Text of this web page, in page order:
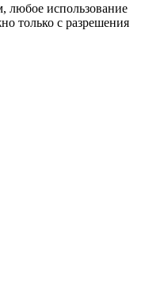
любое использование
только с разрешения